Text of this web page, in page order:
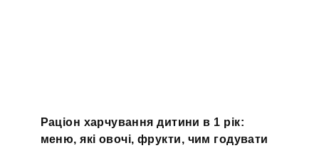
Раціон харчування дитини в 1 рік:
меню, які овочі, фрукти, чим годувати